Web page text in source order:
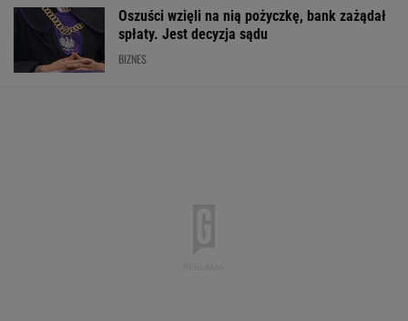
Oszuści wzięli na nią pożyczkę, bank zażądał
spłaty. Jest decyzja sądu
BIZNES